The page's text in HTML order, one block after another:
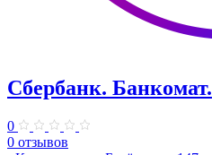
Сбербанк. Банкомат.
0
0 отзывов